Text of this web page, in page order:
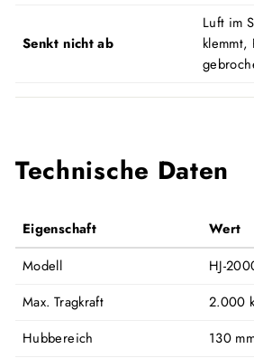
Senkt nicht ab
Luft im
klemmt,
Technische Daten
Eigenschaft
Wert
Modell
HJ-
Max. Tragkraft
2.000
Hubbereich
130